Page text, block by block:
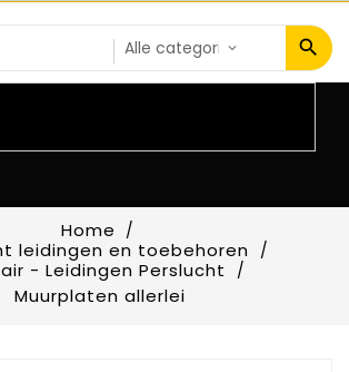
Home
leidingen en toebehoren
- Leidingen Perslucht
Muurplaten allerlei